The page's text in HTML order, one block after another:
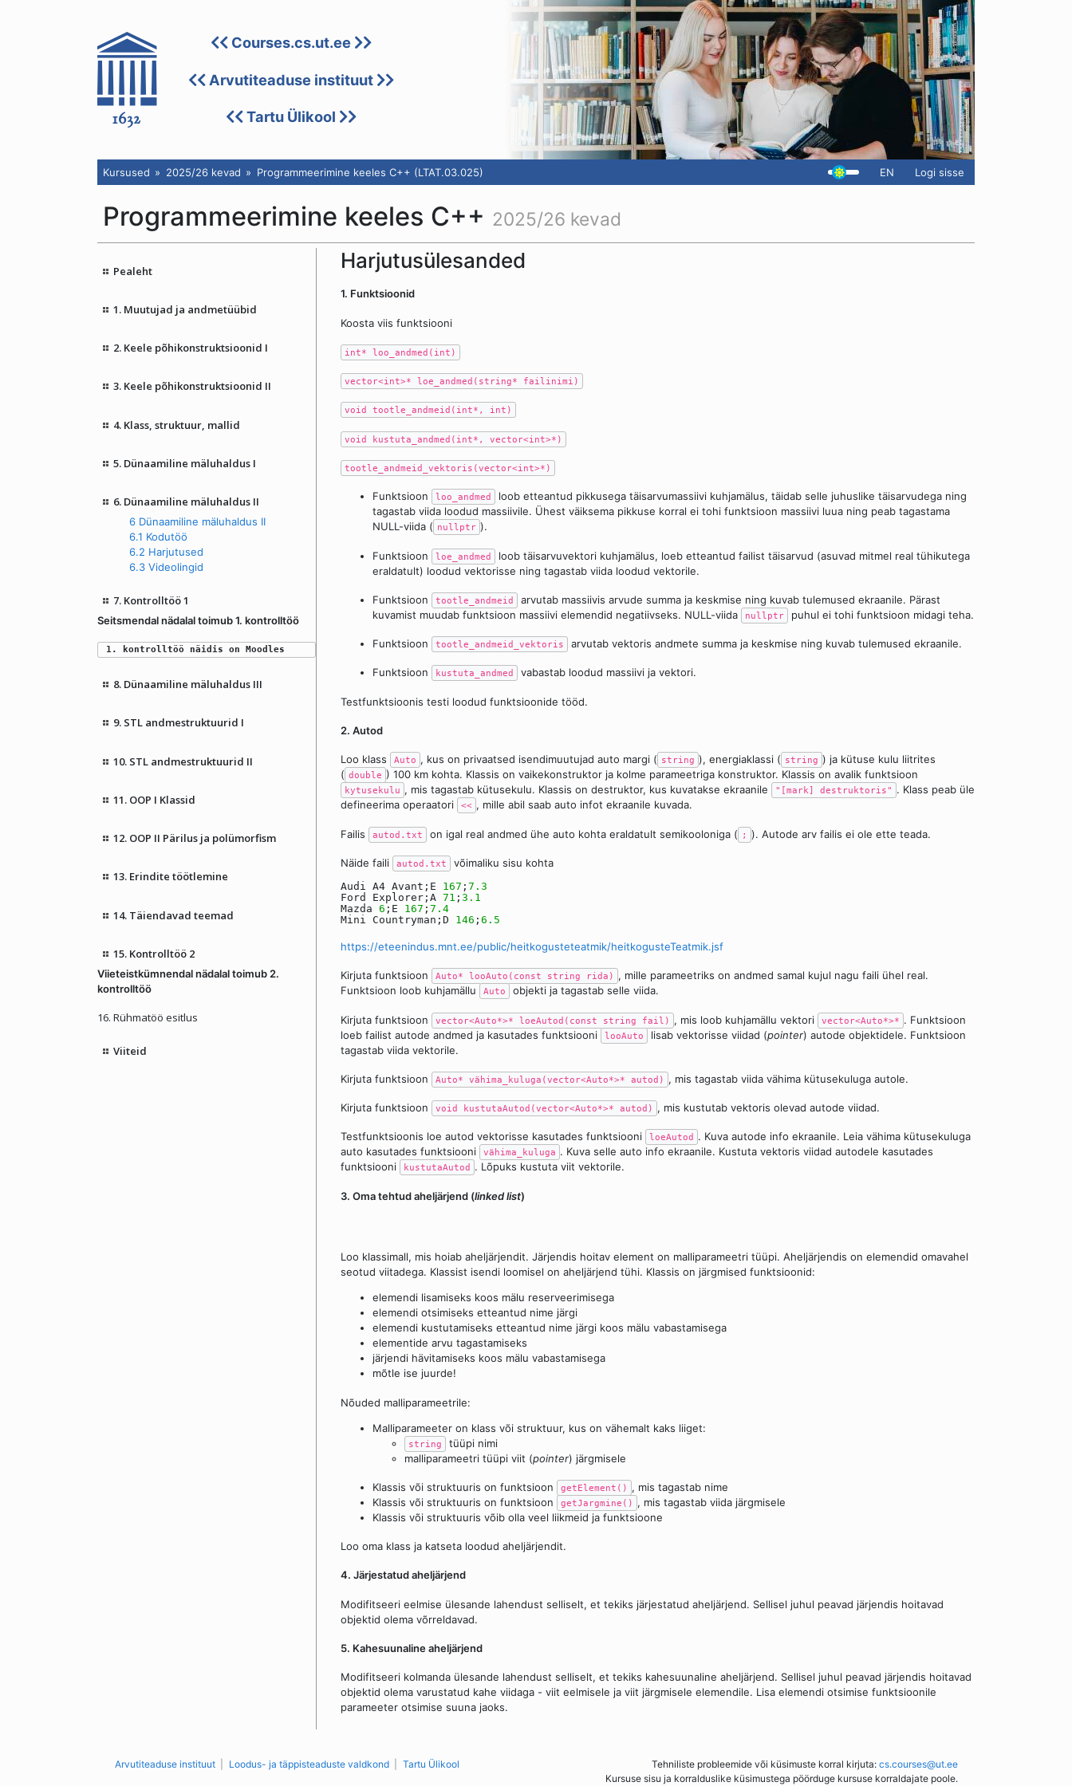
Courses.cs.ut.ee
Arvutiteaduse instituut
Tartu Ülikool
Kursused 2025/26 kevad Programmeerimine keeles C++ (LTAT.03.025) EN Logi sisse
Programmeerimine keeles C++ 2025/26 kevad
Pealeht
1. Muutujad ja andmetüübid
2. Keele põhikonstruktsioonid I
3. Keele põhikonstruktsioonid II
4. Klass, struktuur, mallid
5. Dünaamiline mäluhaldus I
6. Dünaamiline mäluhaldus II
6 Dünaamiline mäluhaldus II
6.1 Kodutöö
6.2 Harjutused
6.3 Videolingid
7. Kontrolltöö 1
Seitsmendal nädalal toimub 1. kontrolltöö
1. kontrolltöö näidis on Moodles
8. Dünaamiline mäluhaldus III
9. STL andmestruktuurid I
10. STL andmestruktuurid II
11. OOP I Klassid
12. OOP II Pärilus ja polümorfism
13. Erindite töötlemine
14. Täiendavad teemad
15. Kontrolltöö 2
Viieteistkümnendal nädalal toimub 2.
kontrolltöö
16. Rühmatöö esitlus
Viiteid
Harjutusülesanded
1. Funktsioonid
Koosta viis funktsiooni
int* loo_andmed(int)
vector<int>* loe_andmed(string* failinimi)
void tootle_andmeid(int*, int)
void kustuta_andmed(int*, vector<int>*)
tootle_andmeid_vektoris(vector<int>*)
Funktsioon loo_andmed
loob etteantud pikkusega täisarvumassiivi kuhjamälus, täidab selle juhuslike täisarvudega ning
tagastab viida loodud massiivile. Ühest väiksema pikkuse korral ei tohi funktsioon massiivi luua ning peab tagastama
NULL-viida ( nullptr ).
Funktsioon loe_andmed
loob täisarvuvektori kuhjamälus, loeb etteantud failist täisarvud (asuvad mitmel real tühikutega
eraldatult) loodud vektorisse ning tagastab viida loodud vektorile.
Funktsioon tootle_andmeid
arvutab massiivis arvude summa ja keskmise ning kuvab tulemused ekraanile. Pärast
kuvamist muudab funktsioon massiivi elemendid negatiivseks. NULL-viida
nullptr puhul ei tohi funktsioon midagi teha.
Funktsioon tootle_andmeid_vektoris arvutab vektoris andmete summa ja keskmise ning kuvab tulemused ekraanile.
Funktsioon kustuta_andmed vabastab loodud massiivi ja vektori.
Testfunktsioonis testi loodud funktsioonide tööd.
2. Autod
Loo klass Auto , kus on privaatsed isendimuutujad auto margi ( string ), energiaklassi ( string ) ja kütuse kulu liitrites
( double ) 100 km kohta. Klassis on vaikekonstruktor ja kolme parameetriga konstruktor. Klassis on avalik funktsioon
kytusekulu , mis tagastab kütusekulu. Klassis on destruktor, kus kuvatakse ekraanile "[mark] destruktoris" . Klass peab üle
defineerima operaatori
<< , mille abil saab auto infot ekraanile kuvada.
Failis autod.txt on igal real andmed ühe auto kohta eraldatult semikooloniga ( ; ). Autode arv failis ei ole ette teada.
Näide faili autod.txt võimaliku sisu kohta
Audi A4 Avant;E 167 ; 7.3
Ford Explorer;A 71 ; 3.1
Mazda 6 ;E 167 ; 7.4
Mini Countryman;D 146 ; 6.5
https://eteenindus.mnt.ee/public/heitkogusteteatmik/heitkogusteTeatmik.jsf
Kirjuta funktsioon Auto* looAuto(const string rida) , mille parameetriks on andmed samal kujul nagu faili ühel real.
Funktsioon loob kuhjamällu
Auto objekti ja tagastab selle viida.
Kirjuta funktsioon vector<Auto*>* loeAutod(const string fail) , mis loob kuhjamällu vektori vector<Auto*>* . Funktsioon
loeb failist autode andmed ja kasutades funktsiooni
looAuto lisab vektorisse viidad (pointer) autode objektidele. Funktsioon
tagastab viida vektorile.
Kirjuta funktsioon Auto* vähima_kuluga(vector<Auto*>* autod) , mis tagastab viida vähima kütusekuluga autole.
Kirjuta funktsioon void kustutaAutod(vector<Auto*>* autod) , mis kustutab vektoris olevad autode viidad.
Testfunktsioonis loe autod vektorisse kasutades funktsiooni loeAutod . Kuva autode info ekraanile. Leia vähima kütusekuluga
auto kasutades funktsiooni
vähima_kuluga . Kuva selle auto info ekraanile. Kustuta vektoris viidad autodele kasutades
funktsiooni
kustutaAutod . Lõpuks kustuta viit vektorile.
3. Oma tehtud aheljärjend (linked list)
Loo klassimall, mis hoiab aheljärjendit. Järjendis hoitav element on malliparameetri tüüpi. Aheljärjendis on elemendid omavahel
seotud viitadega. Klassist isendi loomisel on aheljärjend tühi. Klassis on järgmised funktsioonid:
elemendi lisamiseks koos mälu reserveerimisega
elemendi otsimiseks etteantud nime järgi
elemendi kustutamiseks etteantud nime järgi koos mälu vabastamisega
elementide arvu tagastamiseks
järjendi hävitamiseks koos mälu vabastamisega
mõtle ise juurde!
Nõuded malliparameetrile:
Malliparameeter on klass või struktuur, kus on vähemalt kaks liiget:
string
tüüpi nimi
malliparameetri tüüpi viit (pointer) järgmisele
Klassis või struktuuris on funktsioon getElement() , mis tagastab nime
Klassis või struktuuris on funktsioon
getJargmine() , mis tagastab viida järgmisele
Klassis või struktuuris võib olla veel liikmeid ja funktsioone
Loo oma klass ja katseta loodud aheljärjendit.
4. Järjestatud aheljärjend
Modifitseeri eelmise ülesande lahendust selliselt, et tekiks järjestatud aheljärjend. Sellisel juhul peavad järjendis hoitavad
objektid olema võrreldavad.
5. Kahesuunaline aheljärjend
Modifitseeri kolmanda ülesande lahendust selliselt, et tekiks kahesuunaline aheljärjend. Sellisel juhul peavad järjendis hoitavad
objektid olema varustatud kahe viidaga - viit eelmisele ja viit järgmisele elemendile. Lisa elemendi otsimise funktsioonile
parameeter otsimise suuna jaoks.
Arvutiteaduse instituut Loodus- ja täppisteaduste valdkond Tartu Ülikool Tehniliste probleemide või küsimuste korral kirjuta: cs.courses@ut.ee
Kursuse sisu ja korralduslike küsimustega pöörduge kursuse korraldajate poole.